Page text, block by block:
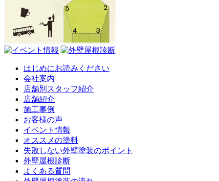
はじめにお読みください
会社案内
店舗別スタッフ紹介
店舗紹介
施工事例
お客様の声
イベント情報
オススメの塗料
失敗しない外壁塗装のポイント
外壁屋根診断
よくある質問